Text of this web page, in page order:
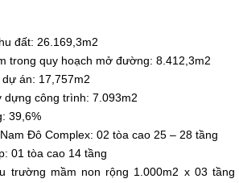
đất: 26.169,3m2
trong quy hoạch mở đường: 8.412,3m2
án: 17,757m2
dựng công trình: 7.093m2
39,6%
Đô Complex: 02 tòa cao 25 – 28 tầng
01 tòa cao 14 tầng
trường mầm non rộng 1.000m2 x 03 tầng